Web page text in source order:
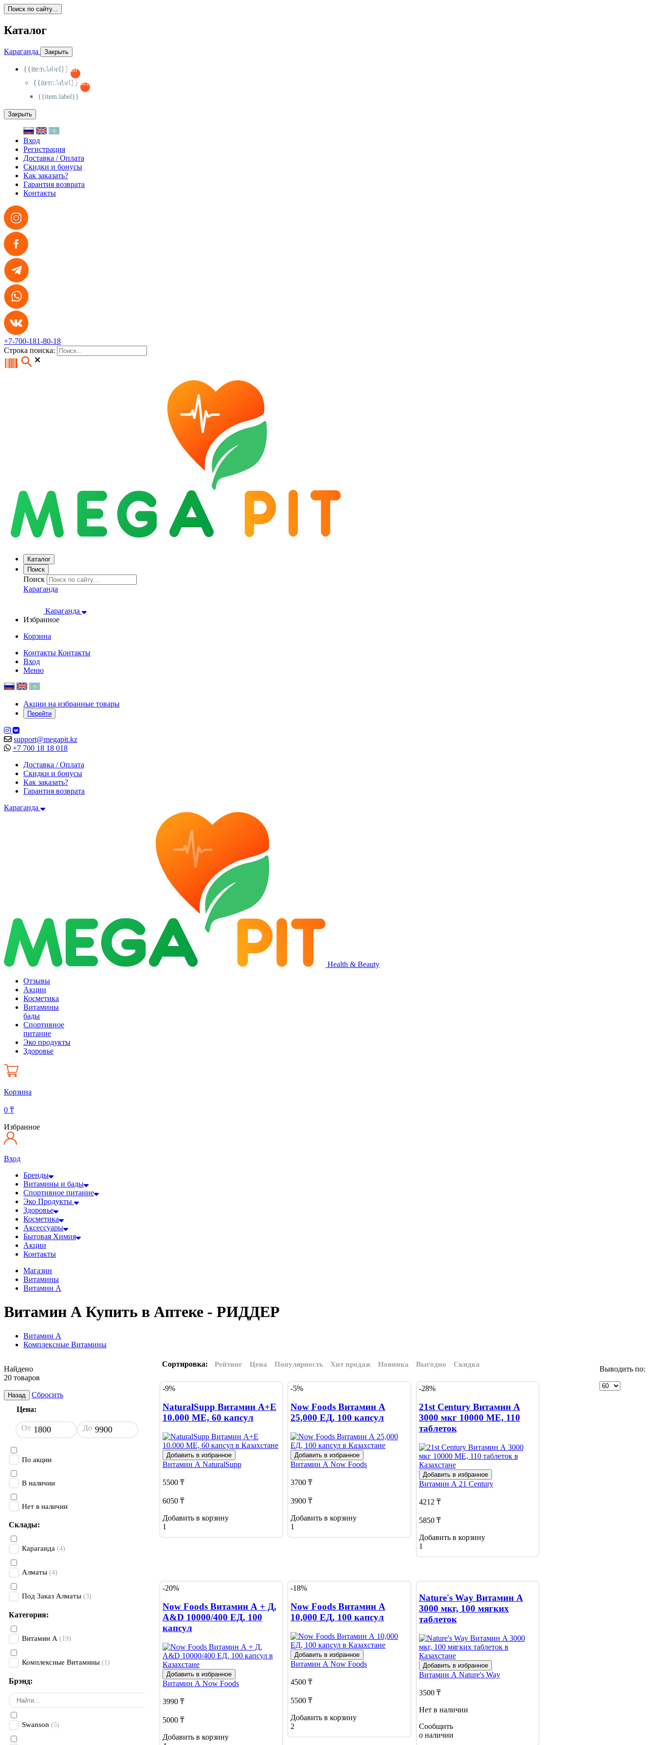
Поиск по сайту...
Каталог
Караганда Закрыть
{{item.label}}
{{activeItem==item.id?'-
{{item.label}}
{{activeSubitem==item.id?'-
{{item.label}}
Закрыть
Вход
Регистрация
Доставка / Оплата
Скидки и бонусы
Как заказать?
Гарантия возврата
Контакты
+7-700-181-80-18
Строка поиска:
Каталог
Поиск
Поиск
Караганда
Караганда
Избранное
Корзина
Контакты Контакты
Вход
Меню
Акции на избранные товары
Перейти
support@megapit.kz
+7 700 18 18 018
Доставка / Оплата
Скидки и бонусы
Как заказать?
Гарантия возврата
Караганда
Health & Beauty
Отзывы
Акции
Косметика
Витамины
бады
Спортивное
питание
Эко продукты
Здоровье
Корзина
0 ₸
Избранное
Вход
Бренды
Витамины и бады
Спортивное питание
Эко Продукты
Здоровье
Косметика
Аксессуары
Бытовая Химия
Акции
Контакты
Магазин
Витамины
Витамин А
Витамин А Купить в Аптеке - РИДДЕР
Витамин А
Комплексные Витамины
Сортировка: Рейтинг Цена Популярность Хит продаж Новинка Выгодно Скидка
Выводить по:
Найдено
20 товаров
Назад
Сбросить
Цена:
От До
По акции
В наличии
Нет в наличии
Склады:
Караганда (4)
Алматы (4)
Под Заказ Алматы (3)
Категория:
Витамин А (19)
Комплексные Витамины (1)
Брэнд:
Swanson (5)
-9%
NaturalSupp Витамин А+Е
10.000 МЕ, 60 капсул
Добавить в избранное
Витамин А NaturalSupp
5500 ₸
6050 ₸
Добавить в корзину
1
-5%
Now Foods Витамин А
25,000 ЕД, 100 капсул
Добавить в избранное
Витамин АNow Foods
3700 ₸
3900 ₸
Добавить в корзину
1
-28%
21st Century Витамин А
3000 мкг 10000 МЕ, 110
таблеток
Добавить в избранное
Витамин А 21 Century
4212 ₸
5850 ₸
Добавить в корзину
1
-20%
Now Foods Витамин А + Д,
A&D 10000/400 ЕД, 100
капсул
Добавить в избранное
Витамин А Now Foods
3990 ₸
5000 ₸
Добавить в корзину
-18%
Now Foods Витамин А
10,000 ЕД, 100 капсул
Добавить в избранное
Витамин АNow Foods
4500 ₸
5500 ₸
Добавить в корзину
2
Nature's Way Витамин A
3000 мкг, 100 мягких
таблеток
Добавить в избранное
Витамин А Nature's Way
3500 ₸
Нет в наличии
Сообщить
о наличии